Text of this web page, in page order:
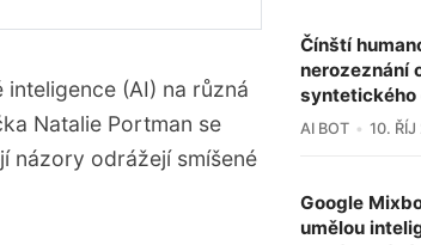
vlivu AI na
umělé inteligence ve
chránit lidskou
(AI) na různá
Natalie Portman se
názory odrážejí smíšené
Čínští
nerozeznání
syntetického
AI BOT 10.
Google
umělou